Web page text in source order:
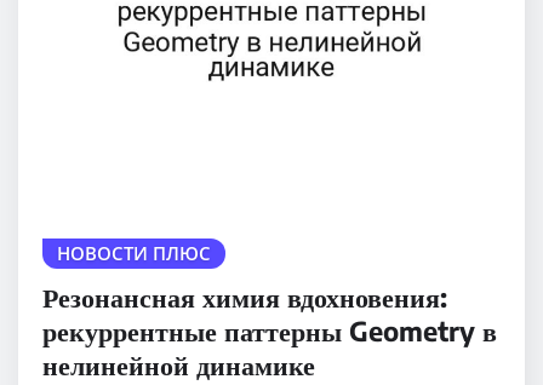
НОВОСТИ ПЛЮС
Резонансная химия вдохновения:
рекуррентные паттерны Geometry в
нелинейной динамике